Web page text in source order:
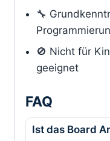
🔧
🚫 Nicht für
geeignet
FAQ
Ist das Board